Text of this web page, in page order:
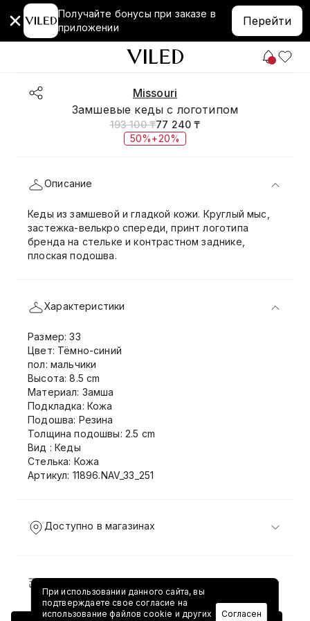
Получайте бонусы при заказе в
приложении
Перейти
Missouri
Замшевые кеды с логотипом
193 100 ₸77 240 ₸
50%+20%
Описание
Кеды из замшевой и гладкой кожи. Круглый мыс,
застежка-велькро спереди, принт логотипа
бренда на стельке и контрастном заднике,
плоская подошва.
Характеристики
Размер: 33
Цвет: Тёмно-синий
пол: мальчики
Высота: 8.5 cm
Материал: Замша
Подкладка: Кожа
Подошва: Резина
Толщина подошвы: 2.5 cm
Вид : Кеды
Стелька: Кожа
Артикул: 11896.NAV_33_251
Доступно в магазинах
Доставка и возврат
При использовании данного сайта, вы
подтверждаете свое согласие на
использование файлов cookie и других
Согласен